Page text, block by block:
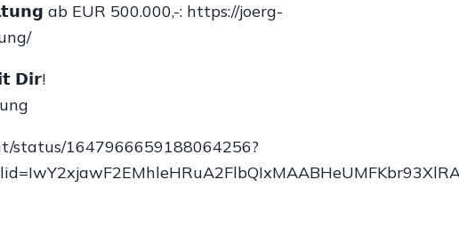
ab EUR 500.000,-: https://joerg-
𝗗𝗶𝗿!
status/1647966659188064256?